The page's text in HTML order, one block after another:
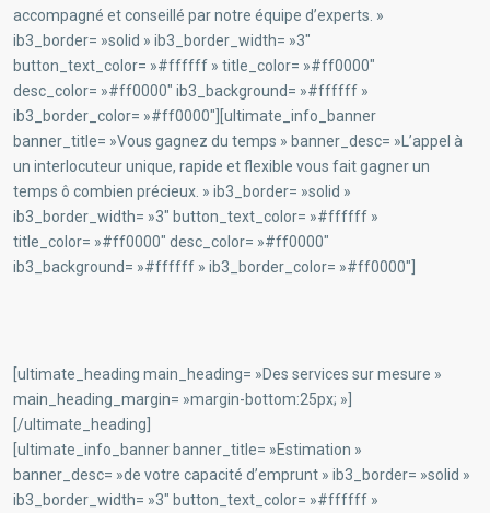
accompagné et conseillé par notre équipe d’experts. »
ib3_border= »solid » ib3_border_width= »3″
button_text_color= »#ffffff » title_color= »#ff0000″
desc_color= »#ff0000″ ib3_background= »#ffffff »
ib3_border_color= »#ff0000″][ultimate_info_banner
banner_title= »Vous gagnez du temps » banner_desc= »L’appel à
un interlocuteur unique, rapide et flexible vous fait gagner un
temps ô combien précieux. » ib3_border= »solid »
ib3_border_width= »3″ button_text_color= »#ffffff »
title_color= »#ff0000″ desc_color= »#ff0000″
ib3_background= »#ffffff » ib3_border_color= »#ff0000″]
[ultimate_heading main_heading= »Des services sur mesure »
main_heading_margin= »margin-bottom:25px; »]
[/ultimate_heading]
[ultimate_info_banner banner_title= »Estimation »
banner_desc= »de votre capacité d’emprunt » ib3_border= »solid »
ib3_border_width= »3″ button_text_color= »#ffffff »